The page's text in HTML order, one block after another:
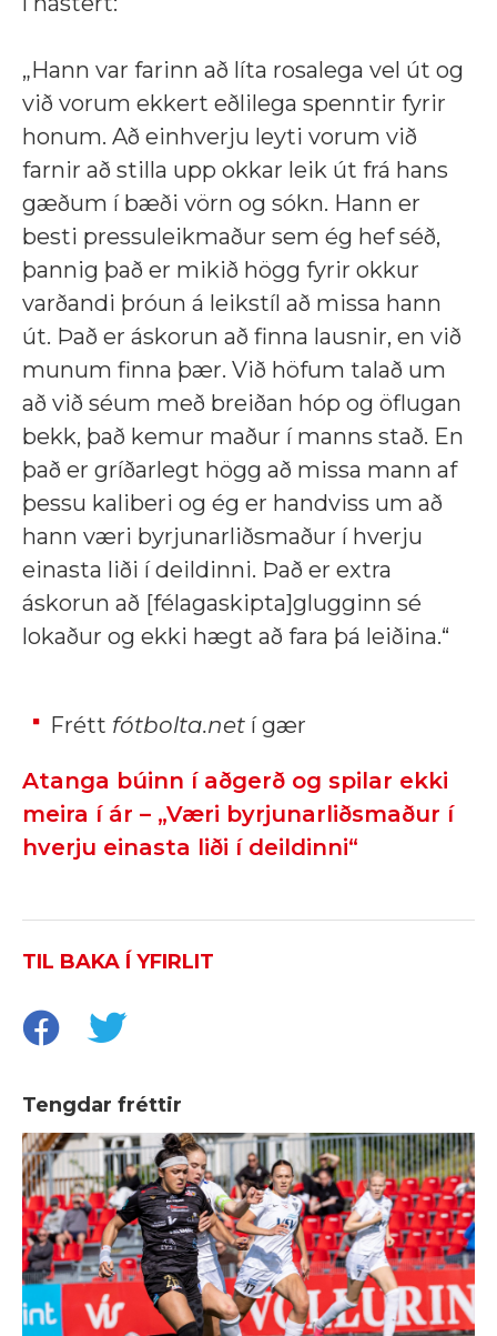
„Hann var farinn að líta rosalega vel út og
við vorum ekkert eðlilega spenntir fyrir
honum. Að einhverju leyti vorum við
farnir að stilla upp okkar leik út frá hans
gæðum í bæði vörn og sókn. Hann er
besti pressuleikmaður sem ég hef séð,
þannig það er mikið högg fyrir okkur
varðandi þróun á leikstíl að missa hann
út. Það er áskorun að finna lausnir, en við
munum finna þær. Við höfum talað um
að við séum með breiðan hóp og öflugan
bekk, það kemur maður í manns stað. En
það er gríðarlegt högg að missa mann af
þessu kaliberi og ég er handviss um að
hann væri byrjunarliðsmaður í hverju
einasta liði í deildinni. Það er extra
áskorun að [félagaskipta]glugginn sé
lokaður og ekki hægt að fara þá leiðina.“
Frétt fótbolta.net í gær
Atanga búinn í aðgerð og spilar ekki
meira í ár – „Væri byrjunarliðsmaður í
hverju einasta liði í deildinni“
TIL BAKA Í YFIRLIT
Tengdar fréttir